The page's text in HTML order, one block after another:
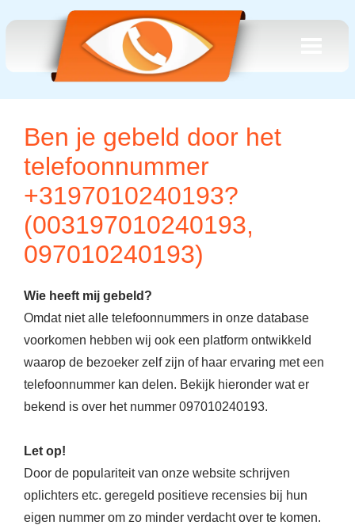
Ben je gebeld door het
telefoonnummer
+3197010240193?
(003197010240193,
097010240193)
Wie heeft mij gebeld?
Omdat niet alle telefoonnummers in onze database
voorkomen hebben wij ook een platform ontwikkeld
waarop de bezoeker zelf zijn of haar ervaring met een
telefoonnummer kan delen. Bekijk hieronder wat er
bekend is over het nummer 097010240193.
Let op!
Door de populariteit van onze website schrijven
oplichters etc. geregeld positieve recensies bij hun
eigen nummer om zo minder verdacht over te komen.